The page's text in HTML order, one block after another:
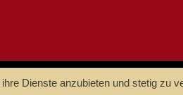
Dienste anzubieten und stetig zu